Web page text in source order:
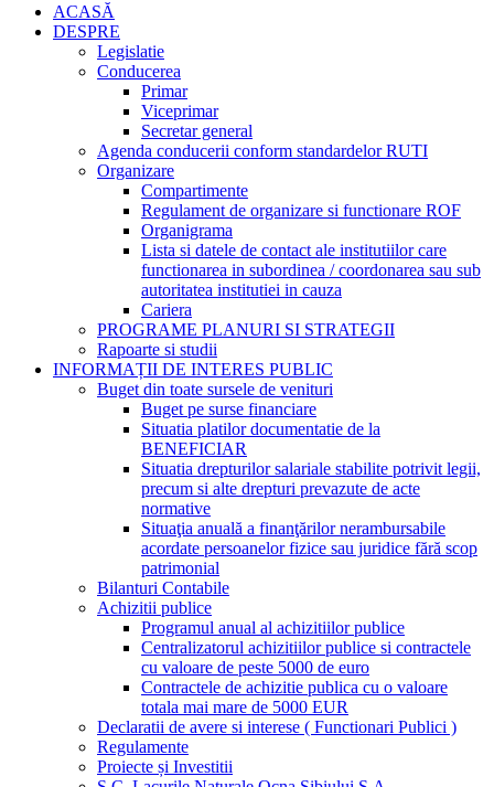
ACASĂ
DESPRE
Legislatie
Conducerea
Primar
Viceprimar
Secretar general
Agenda conducerii conform standardelor RUTI
Organizare
Compartimente
Regulament de organizare si functionare ROF
Organigrama
Lista si datele de contact ale institutiilor care
functionarea in subordinea / coordonarea sau sub
autoritatea institutiei in cauza
Cariera
PROGRAME PLANURI SI STRATEGII
Rapoarte si studii
INFORMAȚII DE INTERES PUBLIC
Buget din toate sursele de venituri
Buget pe surse financiare
Situatia platilor documentatie de la
BENEFICIAR
Situatia drepturilor salariale stabilite potrivit legii,
precum si alte drepturi prevazute de acte
normative
Situaţia anuală a finanţărilor nerambursabile
acordate persoanelor fizice sau juridice fără scop
patrimonial
Bilanturi Contabile
Achizitii publice
Programul anual al achizitiilor publice
Centralizatorul achizitiilor publice si contractele
cu valoare de peste 5000 de euro
Contractele de achizitie publica cu o valoare
totala mai mare de 5000 EUR
Declaratii de avere si interese ( Functionari Publici )
Regulamente
Proiecte și Investitii